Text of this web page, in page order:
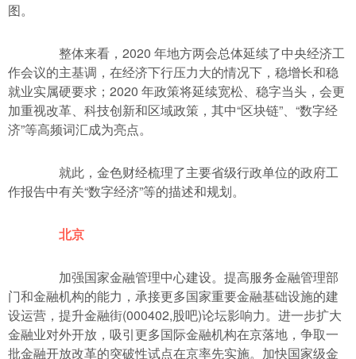
图。
整体来看，2020 年地方两会总体延续了中央经济工
作会议的主基调，在经济下行压力大的情况下，稳增长和稳
就业实属硬要求；2020 年政策将延续宽松、稳字当头，会更
加重视改革、科技创新和区域政策，其中“区块链”、“数字经
济”等高频词汇成为亮点。
就此，金色财经梳理了主要省级行政单位的政府工
作报告中有关“数字经济”等的描述和规划。
北京
加强国家金融管理中心建设。提高服务金融管理部
门和金融机构的能力，承接更多国家重要金融基础设施的建
设运营，提升金融街(000402,股吧)论坛影响力。进一步扩大
金融业对外开放，吸引更多国际金融机构在京落地，争取一
批金融开放改革的突破性试点在京率先实施。加快国家级金